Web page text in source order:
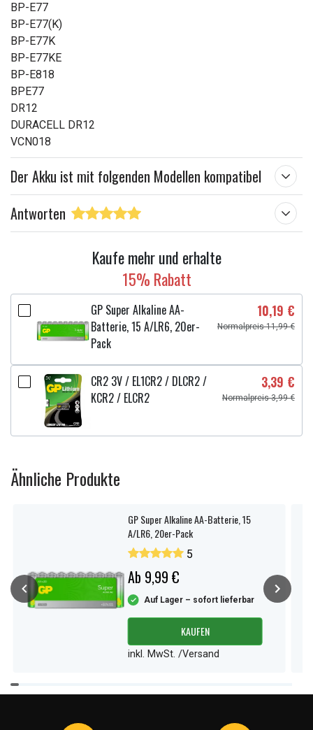
BP-E77
BP-E77(K)
BP-E77K
BP-E77KE
BP-E818
BPE77
DR12
DURACELL DR12
VCN018
Der Akku ist mit folgenden Modellen kompatibel
Antworten
Kaufe mehr und erhalte
15% Rabatt
GP Super Alkaline AA-
Batterie, 15 A/LR6, 20er-
Pack
10,19 €
Normalpreis 11,99 €
CR2 3V / EL1CR2 / DLCR2 /
KCR2 / ELCR2
3,39 €
Normalpreis 3,99 €
Ähnliche Produkte
GP Super Alkaline AA-Batterie, 15
A/LR6, 20er-Pack
5
Ab 9,99 €
Auf Lager – sofort lieferbar
KAUFEN
inkl. MwSt. /Versand
Item
1